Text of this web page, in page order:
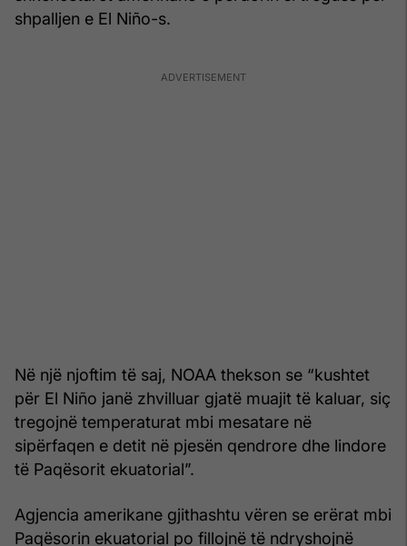
shpalljen e El Niño-s.
Në një njoftim të saj, NOAA thekson se “kushtet
për El Niño janë zhvilluar gjatë muajit të kaluar, siç
tregojnë temperaturat mbi mesatare në
sipërfaqen e detit në pjesën qendrore dhe lindore
të Paqësorit ekuatorial”.
Agjencia amerikane gjithashtu vëren se erërat mbi
Paqësorin ekuatorial po fillojnë të ndryshojnë